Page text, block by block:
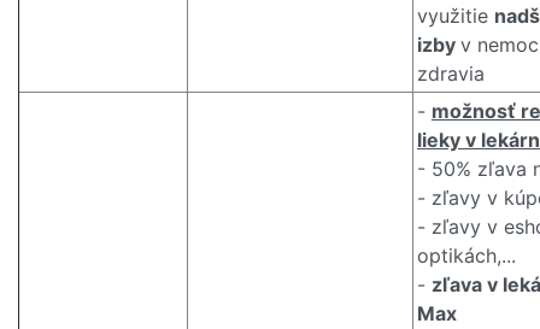
využitie
izby v
zdravia
- možnosť
lieky v
- 50% zľava
- zľavy v
- zľavy v
optikách,...
- zľava v
Max